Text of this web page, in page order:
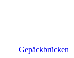
Gepäckbrücken